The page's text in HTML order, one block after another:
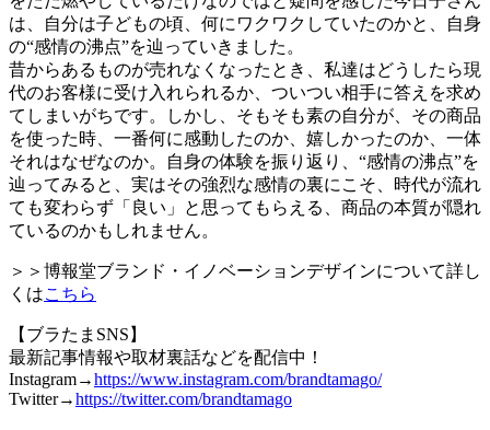
は、自分は子どもの頃、何にワクワクしていたのかと、自身
の“感情の沸点”を辿っていきました。
昔からあるものが売れなくなったとき、私達はどうしたら現
代のお客様に受け入れられるか、ついつい相手に答えを求め
てしまいがちです。しかし、そもそも素の自分が、その商品
を使った時、一番何に感動したのか、嬉しかったのか、一体
それはなぜなのか。自身の体験を振り返り、“感情の沸点”を
辿ってみると、実はその強烈な感情の裏にこそ、時代が流れ
ても変わらず「良い」と思ってもらえる、商品の本質が隠れ
ているのかもしれません。
＞＞博報堂ブランド・イノベーションデザインについて詳し
くはこちら
【ブラたまSNS】
最新記事情報や取材裏話などを配信中！
Instagram→https://www.instagram.com/brandtamago/
Twitter→https://twitter.com/brandtamago